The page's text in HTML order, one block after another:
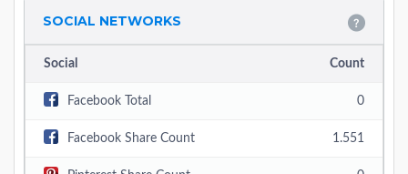
SOCIAL NETWORKS
Social Count
Facebook Total 0
Facebook Share Count 1.551